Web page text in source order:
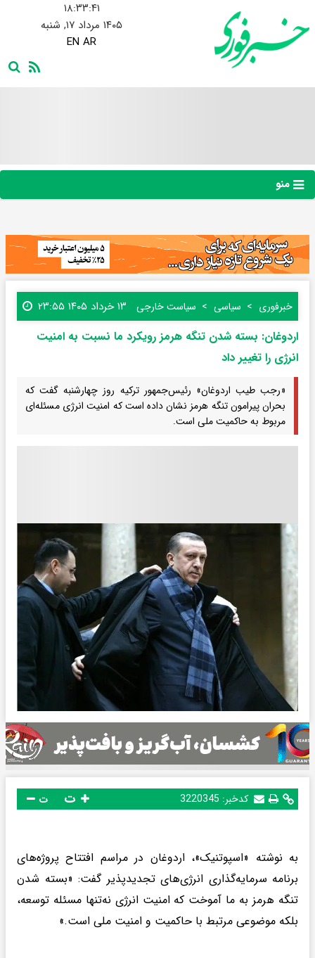
۱۸:۳۳:۴۲
۱۴۰۵ مرداد ۱۷, شنبه
EN AR
منو
خبرفوری سیاسی سیاست خارجی ۱۳ خرداد ۱۴۰۵ ۲۳:۵۵
اردوغان: بسته شدن تنگه هرمز رویکرد ما نسبت به امنیت
انرژی را تغییر داد
«رجب طیب اردوغان» رئیس‌جمهور ترکیه روز چهارشنبه گفت که
بحران پیرامون تنگه هرمز نشان داده است که امنیت انرژی مسئله‌ای
مربوط به حاکمیت ملی است.
کدخبر: 3220345 ت
به نوشته «اسپوتنیک»، اردوغان در مراسم افتتاح پروژه‌های
برنامه سرمایه‌گذاری انرژی‌های تجدیدپذیر گفت: «بسته شدن
تنگه هرمز به ما آموخت که امنیت انرژی نه‌تنها مسئله توسعه،
بلکه موضوعی مرتبط با حاکمیت و امنیت ملی است.»